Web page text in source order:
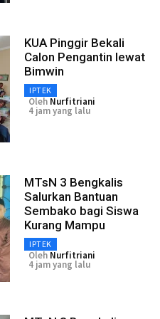
KUA Pinggir Bekali
Calon Pengantin lewat
Bimwin
IPTEK
Oleh Nurfitriani
4 jam yang lalu
MTsN 3 Bengkalis
Salurkan Bantuan
Sembako bagi Siswa
Kurang Mampu
IPTEK
Oleh Nurfitriani
4 jam yang lalu